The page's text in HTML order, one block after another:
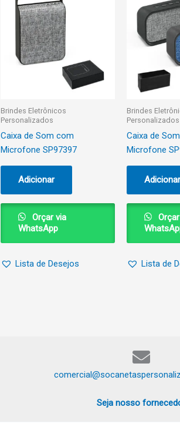
Brindes Eletrônicos
Personalizados
Caixa de Som com
Microfone SP97397
Adicionar
Orçar via
WhatsApp
Lista de Desejos
Brindes
Personalizados
Caixa de
Microfone
Adicionar
Lista de
Seja nosso